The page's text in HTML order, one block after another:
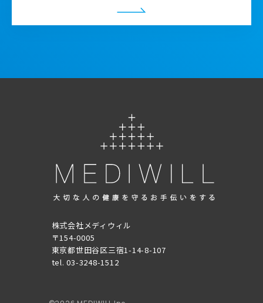
株式会社メディウィル
〒154-0005
東京都世田谷区三宿1-14-8-107
tel. 03-3248-1512